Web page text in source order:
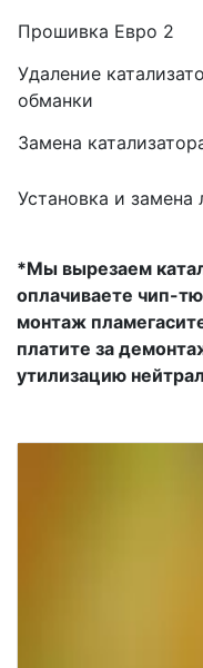
Прошивка Евро 2
Удаление
обманки
Замена
Установка и замена
*Мы вырезаем
оплачиваете чип-
монтаж
платите за
утилизацию